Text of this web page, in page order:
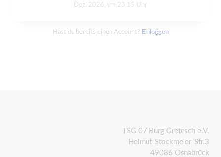
Dez. 2026, um 23.15 Uhr
Hast du bereits einen Account? Einloggen
TSG 07 Burg Gretesch e.V.
Helmut-Stockmeier-Str.3
49086 Osnabrück